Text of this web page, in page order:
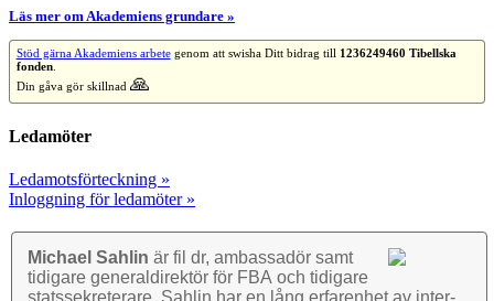
Läs mer om Akademiens grundare »
Stöd gärna Akademiens arbetegenom att swisha Ditt bidrag till 1236249460 Tibellska
fonden.
Din gåva gör skillnad 🙏
Ledamöter
Ledamotsförteckning »
Inloggning för ledamöter »
Michael Sahlin är fil dr, ambassadör samt
tidigare general­direktör för FBA och tidigare